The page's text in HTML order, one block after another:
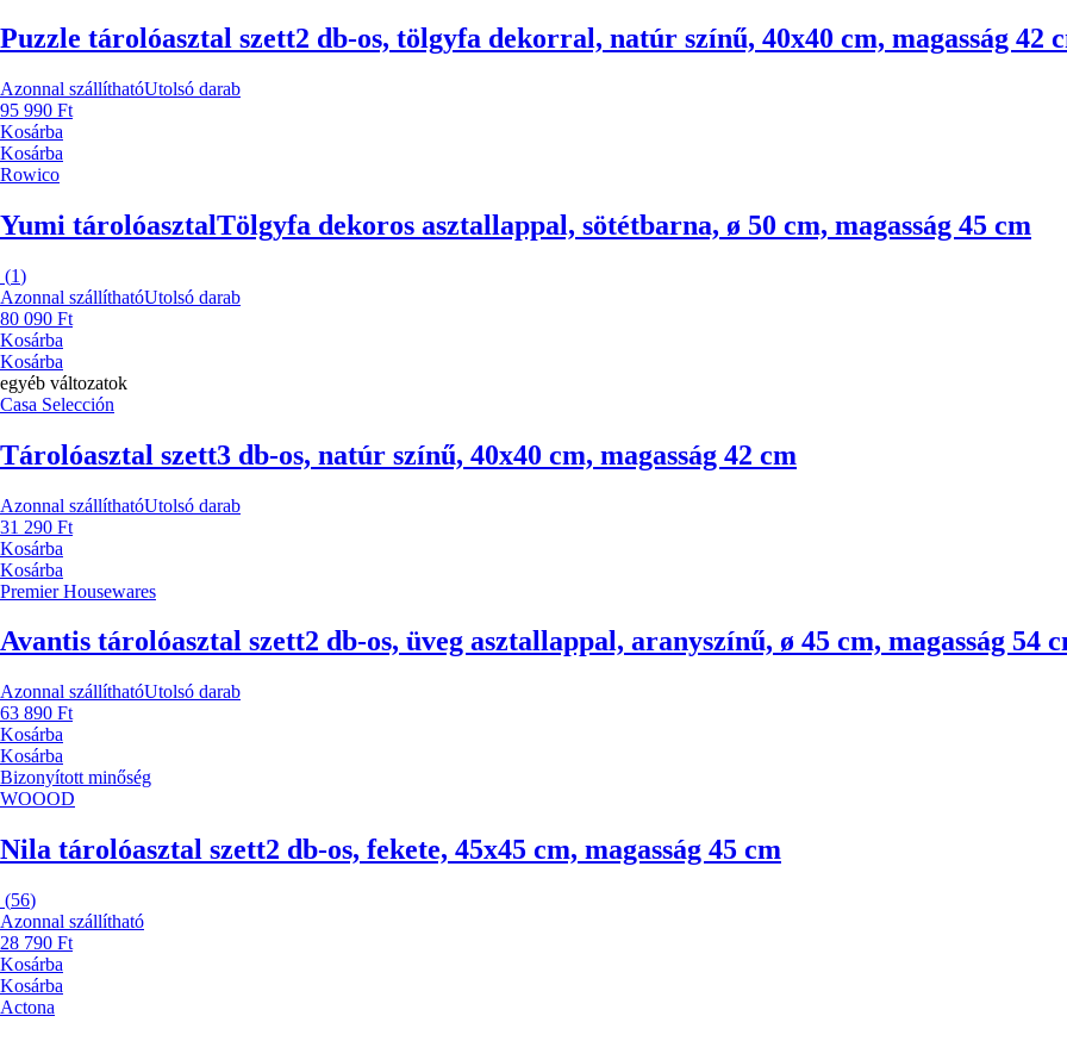
Puzzle tárolóasztal szett2 db-os, tölgyfa dekorral, natúr színű, 40x40 cm, magasság 42
Azonnal szállíthatóUtolsó darab
95 990 Ft
Kosárba
Kosárba
Rowico
Yumi tárolóasztalTölgyfa dekoros asztallappal, sötétbarna, ø 50 cm, magasság 45 cm
(1)
Azonnal szállíthatóUtolsó darab
80 090 Ft
Kosárba
Kosárba
egyéb változatok
Casa Selección
Tárolóasztal szett3 db-os, natúr színű, 40x40 cm, magasság 42 cm
Azonnal szállíthatóUtolsó darab
31 290 Ft
Kosárba
Kosárba
Premier Housewares
Avantis tárolóasztal szett2 db-os, üveg asztallappal, aranyszínű, ø 45 cm, magasság 54
Azonnal szállíthatóUtolsó darab
63 890 Ft
Kosárba
Kosárba
Bizonyított minőség
WOOOD
Nila tárolóasztal szett2 db-os, fekete, 45x45 cm, magasság 45 cm
(56)
Azonnal szállítható
28 790 Ft
Kosárba
Kosárba
Actona